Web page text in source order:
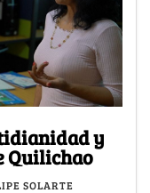
y
Quilichao
SOLARTE